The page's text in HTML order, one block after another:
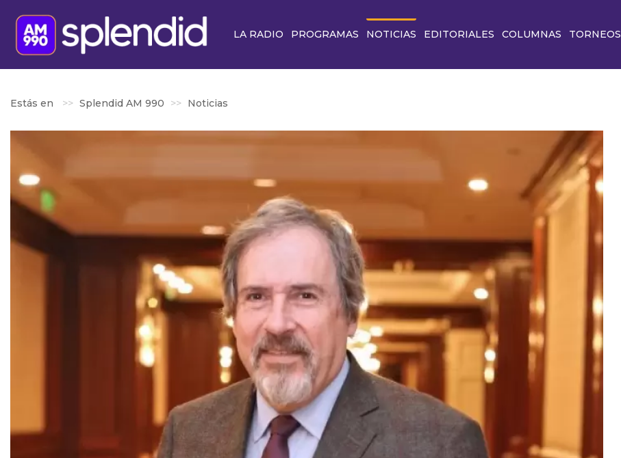
LA RADIO PROGRAMAS NOTICIAS EDITORIALES COLUMNAS TORNEOS
Estás en Splendid AM 990 Noticias